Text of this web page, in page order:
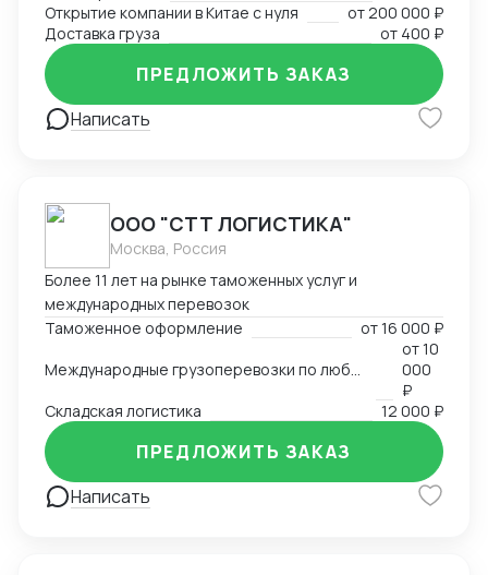
Открытие компании в Китае с нуля
от200 000 ₽
Доставка груза
от 400 ₽
Написать
ПРЕДЛОЖИТЬ ЗАКАЗ
ООО "СТТ ЛОГИСТИКА"
Москва, Россия
Более 11 лет на рынке таможенных услуг и
международных перевозок
Таможенное оформление
от16 000 ₽
Международные грузоперевозки по любым маршрутам и любыми видами транспорта
от10
000
₽
Складская логистика
12 000 ₽
Написать
ПРЕДЛОЖИТЬ ЗАКАЗ